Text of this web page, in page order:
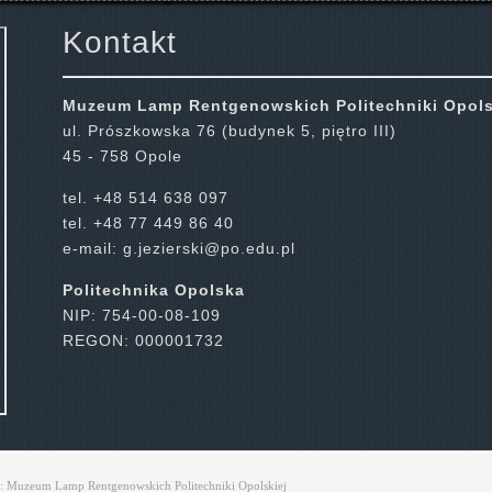
Kontakt
Muzeum Lamp Rentgenowskich Politechniki
ul. Prószkowska 76 (budynek 5, piętro III)
45 - 758 Opole
tel. +48 514 638 097
tel. +48 77 449 86 40
e-mail: g.jezierski@po.edu.pl
Politechnika Opolska
NIP: 754-00-08-109
REGON: 000001732
Muzeum Lamp Rentgenowskich Politechniki Opolskiej